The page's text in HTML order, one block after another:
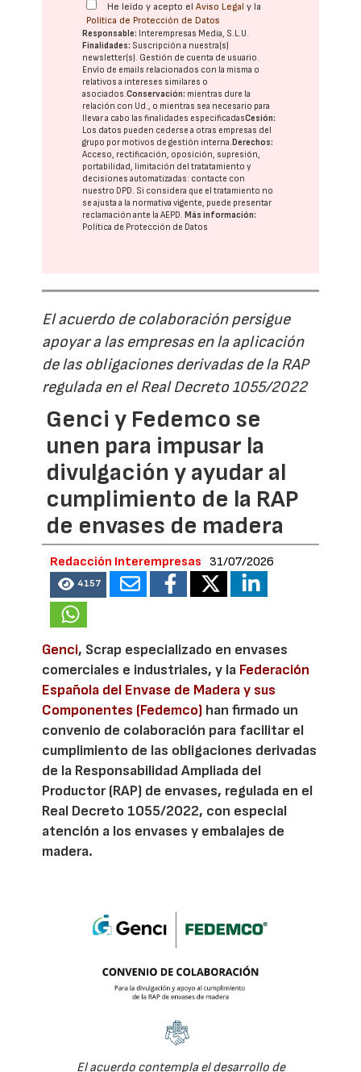
He leído y acepto elAviso Legal y la
Política de Protección de Datos
Responsable: Interempresas Media, S.L.U.
Finalidades: Suscripción a nuestra(s)
newsletter(s). Gestión de cuenta de usuario.
Envío de emails relacionados con la misma o
relativos a intereses similares o
asociados.Conservación: mientras dure la
relación con Ud., o mientras sea necesario para
llevar a cabo las finalidades especificadasCesión:
Los datos pueden cederse a otras empresas del
grupo por motivos de gestión interna. Derechos:
Acceso, rectificación, oposición, supresión,
portabilidad, limitación del tratatamiento y
decisiones automatizadas: contacte con
nuestro DPD. Si considera que el tratamiento no
se ajusta a la normativa vigente, puede presentar
reclamación ante laAEPD. Más información:
Política de Protección de Datos
El acuerdo de colaboración persigue
apoyar a las empresas en la aplicación
de las obligaciones derivadas de la RAP
regulada en el Real Decreto 1055/2022
Genci y Fedemco se
unen para impusar la
divulgación y ayudar al
cumplimiento de la RAP
de envases de madera
Redacción Interempresas 31/07/2026
4157
Genci, Scrap especializado en envases
comerciales e industriales, y la Federación
Española del Envase de Madera y sus
Componentes (Fedemco) han firmado un
convenio de colaboración para facilitar el
cumplimiento de las obligaciones derivadas
de la Responsabilidad Ampliada del
Productor (RAP) de envases, regulada en el
Real Decreto 1055/2022, con especial
atención a los envases y embalajes de
madera.
El acuerdo contempla el desarrollo de